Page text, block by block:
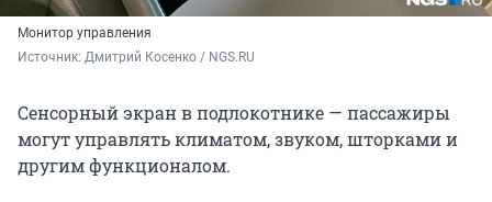
Монитор управления
Источник: Дмитрий Косенко / NGS.RU
Сенсорный экран в подлокотнике — пассажиры
могут управлять климатом, звуком, шторками и
другим функционалом.